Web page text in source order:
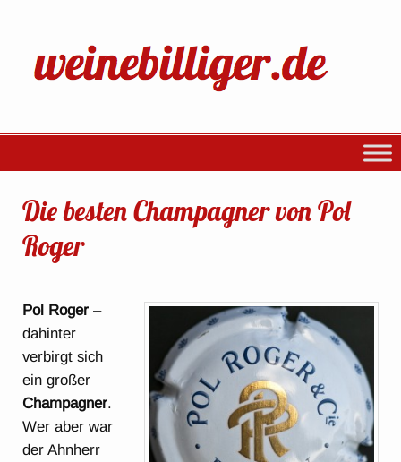
Die besten Champagner von Pol
Roger
Pol Roger –
dahinter
verbirgt sich
ein großer
Champagner.
Wer aber war
der Ahnherr